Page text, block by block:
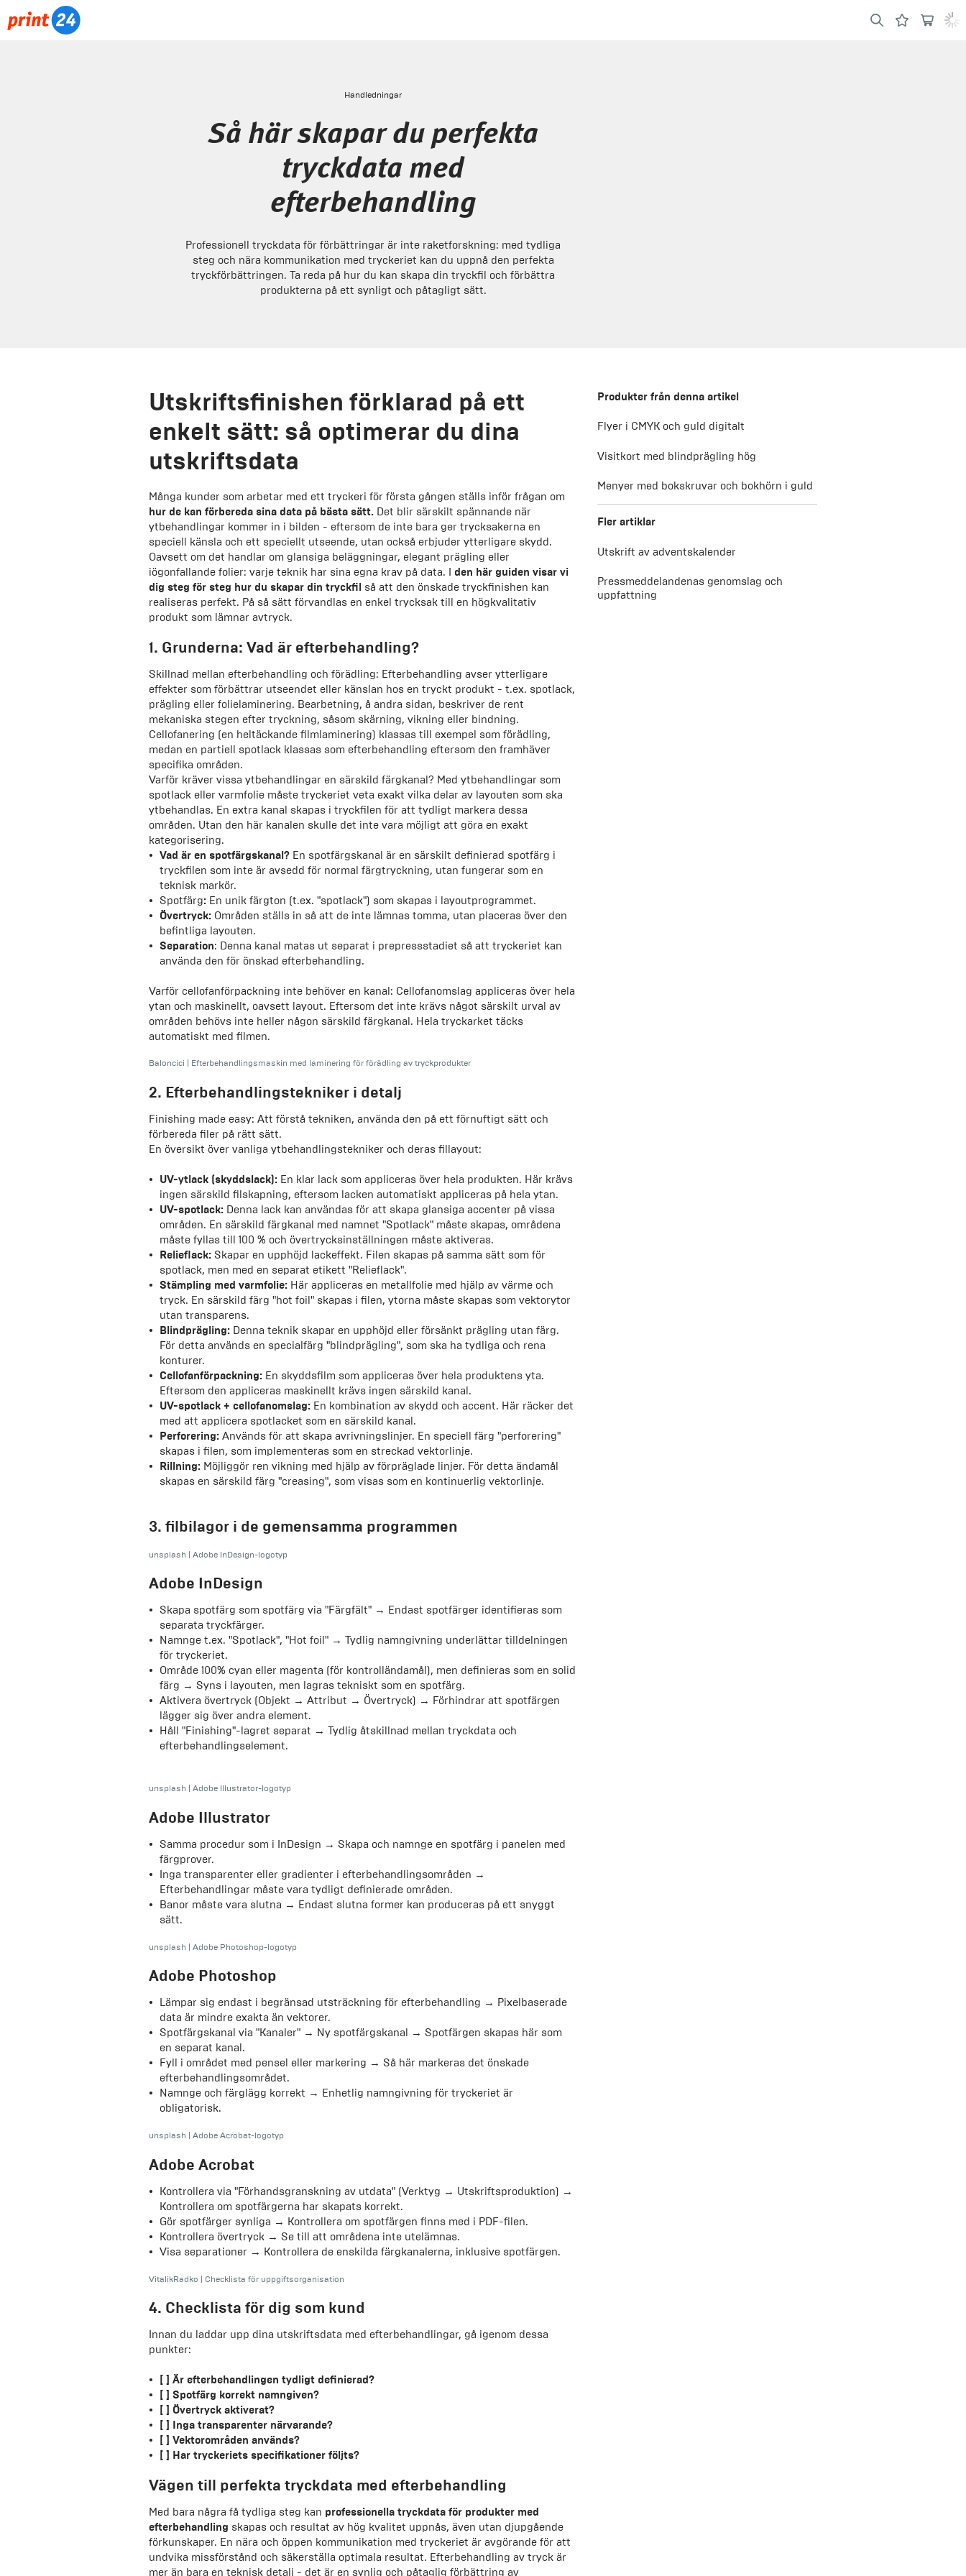
Handledningar
Så här skapar du perfekta
tryckdata med
efterbehandling
Professionell tryckdata för förbättringar är inte raketforskning: med tydliga
steg och nära kommunikation med tryckeriet kan du uppnå den perfekta
tryckförbättringen. Ta reda på hur du kan skapa din tryckfil och förbättra
produkterna på ett synligt och påtagligt sätt.
Utskriftsfinishen förklarad på ett
enkelt sätt: så optimerar du dina
utskriftsdata
Många kunder som arbetar med ett tryckeri för första gången ställs inför frågan om
hur de kan förbereda sina data på bästa sätt. Det blir särskilt spännande när
ytbehandlingar kommer in i bilden - eftersom de inte bara ger trycksakerna en
speciell känsla och ett speciellt utseende, utan också erbjuder ytterligare skydd.
Oavsett om det handlar om glansiga beläggningar, elegant prägling eller
iögonfallande folier: varje teknik har sina egna krav på data. I den här guiden visar vi
dig steg för steg hur du skapar din tryckfil så att den önskade tryckfinishen kan
realiseras perfekt. På så sätt förvandlas en enkel trycksak till en högkvalitativ
produkt som lämnar avtryck.
1. Grunderna: Vad är efterbehandling?
Skillnad mellan efterbehandling och förädling: Efterbehandling avser ytterligare
effekter som förbättrar utseendet eller känslan hos en tryckt produkt - t.ex. spotlack,
prägling eller folielaminering. Bearbetning, å andra sidan, beskriver de rent
mekaniska stegen efter tryckning, såsom skärning, vikning eller bindning.
Cellofanering (en heltäckande filmlaminering) klassas till exempel som förädling,
medan en partiell spotlack klassas som efterbehandling eftersom den framhäver
specifika områden.
Varför kräver vissa ytbehandlingar en särskild färgkanal? Med ytbehandlingar som
spotlack eller varmfolie måste tryckeriet veta exakt vilka delar av layouten som ska
ytbehandlas. En extra kanal skapas i tryckfilen för att tydligt markera dessa
områden. Utan den här kanalen skulle det inte vara möjligt att göra en exakt
kategorisering.
Vad är en spotfärgskanal? En spotfärgskanal är en särskilt definierad spotfärg i
tryckfilen som inte är avsedd för normal färgtryckning, utan fungerar som en
teknisk markör.
Spotfärg: En unik färgton (t.ex. "spotlack") som skapas i layoutprogrammet.
Övertryck: Områden ställs in så att de inte lämnas tomma, utan placeras över den
befintliga layouten.
Separation: Denna kanal matas ut separat i prepressstadiet så att tryckeriet kan
använda den för önskad efterbehandling.
Varför cellofanförpackning inte behöver en kanal: Cellofanomslag appliceras över hela
ytan och maskinellt, oavsett layout. Eftersom det inte krävs något särskilt urval av
områden behövs inte heller någon särskild färgkanal. Hela tryckarket täcks
automatiskt med filmen.
Baloncici Efterbehandlingsmaskin med laminering för förädling av tryckprodukter
2. Efterbehandlingstekniker i detalj
Finishing made easy: Att förstå tekniken, använda den på ett förnuftigt sätt och
förbereda filer på rätt sätt.
En översikt över vanliga ytbehandlingstekniker och deras fillayout:
UV-ytlack (skyddslack): En klar lack som appliceras över hela produkten. Här krävs
ingen särskild filskapning, eftersom lacken automatiskt appliceras på hela ytan.
UV-spotlack: Denna lack kan användas för att skapa glansiga accenter på vissa
områden. En särskild färgkanal med namnet "Spotlack" måste skapas, områdena
måste fyllas till 100 % och övertrycksinställningen måste aktiveras.
Relieflack: Skapar en upphöjd lackeffekt. Filen skapas på samma sätt som för
spotlack, men med en separat etikett "Relieflack".
Stämpling med varmfolie: Här appliceras en metallfolie med hjälp av värme och
tryck. En särskild färg "hot foil" skapas i filen, ytorna måste skapas som vektorytor
utan transparens.
Blindprägling: Denna teknik skapar en upphöjd eller försänkt prägling utan färg.
För detta används en specialfärg "blindprägling", som ska ha tydliga och rena
konturer.
Cellofanförpackning: En skyddsfilm som appliceras över hela produktens yta.
Eftersom den appliceras maskinellt krävs ingen särskild kanal.
UV-spotlack + cellofanomslag: En kombination av skydd och accent. Här räcker det
med att applicera spotlacket som en särskild kanal.
Perforering: Används för att skapa avrivningslinjer. En speciell färg "perforering"
skapas i filen, som implementeras som en streckad vektorlinje.
Rillning: Möjliggör ren vikning med hjälp av förpräglade linjer. För detta ändamål
skapas en särskild färg "creasing", som visas som en kontinuerlig vektorlinje.
3. filbilagor i de gemensamma programmen
unsplash | Adobe InDesign-logotyp
Adobe InDesign
Skapa spotfärg som spotfärg via "Färgfält" → Endast spotfärger identifieras som
separata tryckfärger.
Namnge t.ex. "Spotlack", "Hot foil" → Tydlig namngivning underlättar tilldelningen
för tryckeriet.
Område 100% cyan eller magenta (för kontrolländamål), men definieras som en solid
färg → Syns i layouten, men lagras tekniskt som en spotfärg.
Aktivera övertryck (Objekt → Attribut → Övertryck) → Förhindrar att spotfärgen
lägger sig över andra element.
Håll "Finishing"-lagret separat → Tydlig åtskillnad mellan tryckdata och
efterbehandlingselement.
unsplash Adobe Illustrator-logotyp
Adobe Illustrator
Samma procedur som i InDesign → Skapa och namnge en spotfärg i panelen med
färgprover.
Inga transparenter eller gradienter i efterbehandlingsområden →
Efterbehandlingar måste vara tydligt definierade områden.
Banor måste vara slutna → Endast slutna former kan produceras på ett snyggt
sätt.
unsplash | Adobe Photoshop-logotyp
Adobe Photoshop
Lämpar sig endast i begränsad utsträckning för efterbehandling → Pixelbaserade
data är mindre exakta än vektorer.
Spotfärgskanal via "Kanaler" → Ny spotfärgskanal → Spotfärgen skapas här som
en separat kanal.
Fyll i området med pensel eller markering → Så här markeras det önskade
efterbehandlingsområdet.
Namnge och färglägg korrekt → Enhetlig namngivning för tryckeriet är
obligatorisk.
unsplash Adobe Acrobat-logotyp
Adobe Acrobat
Kontrollera via "Förhandsgranskning av utdata" (Verktyg → Utskriftsproduktion) →
Kontrollera om spotfärgerna har skapats korrekt.
Gör spotfärger synliga → Kontrollera om spotfärgen finns med i PDF-filen.
Kontrollera övertryck → Se till att områdena inte utelämnas.
Visa separationer → Kontrollera de enskilda färgkanalerna, inklusive spotfärgen.
VitalikRadko | Checklista för uppgiftsorganisation
4. Checklista för dig som kund
Innan du laddar upp dina utskriftsdata med efterbehandlingar, gå igenom dessa
punkter:
[ ] Är efterbehandlingen tydligt definierad?
[ ] Spotfärg korrekt namngiven?
[ ] Övertryck aktiverat?
[ ] Inga transparenter närvarande?
[ ] Vektorområden används?
[ ] Har tryckeriets specifikationer följts?
Vägen till perfekta tryckdata med efterbehandling
Med bara några få tydliga steg kan professionella tryckdata för produkter med
efterbehandling skapas och resultat av hög kvalitet uppnås, även utan djupgående
förkunskaper. En nära och öppen kommunikation med tryckeriet är avgörande för att
undvika missförstånd och säkerställa optimala resultat. Efterbehandling av tryck är
mer än bara en teknisk detalj - det är en synlig och påtaglig förbättring av
Produkter från denna artikel
Flyer i CMYK och guld digitalt
Visitkort med blindprägling hög
Menyer med bokskruvar och bokhörn i guld
Fler artiklar
Utskrift av adventskalender
Pressmeddelandenas genomslag och
uppfattning